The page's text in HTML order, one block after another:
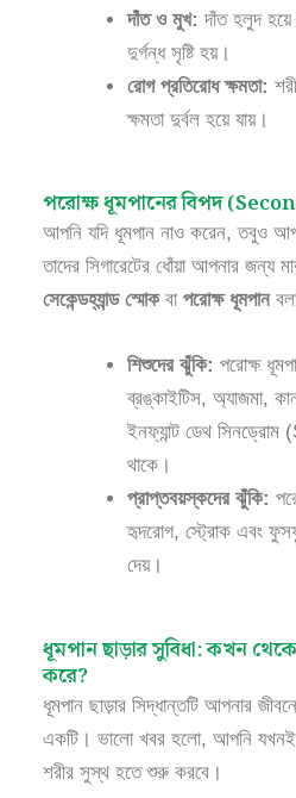
দাঁত ও মুখ: দাঁত হলুদ হয়ে
দুর্গন্ধ সৃষ্টি হয়।
রোগ প্রতিরোধ ক্ষমতা:
ক্ষমতা দুর্বল হয়ে যায়।
পরোক্ষ ধূমপানের বিপদ
আপনি যদি ধূমপান নাও করেন, তবুও
তাদের সিগারেটের ধোঁয়া আপনার জন্য
সেকেন্ডহ্যান্ড স্মোকবাপরোক্ষ ধূমপান
শিশুদের ঝুঁকি: পরোক্ষ
ব্রঙ্কাইটিস, অ্যাজমা,
ইনফ্যান্ট ডেথ
থাকে।
প্রাপ্তবয়স্কদের ঝুঁকি:
হৃদরোগ, স্ট্রোক এবং
দেয়।
ধূমপান ছাড়ার সুবিধা: কখন
করে?
ধূমপান ছাড়ার সিদ্ধান্তটি আপনার
একটি। ভালো খবর হলো, আপনি
শরীর সুস্থ হতে শুরু করবে।